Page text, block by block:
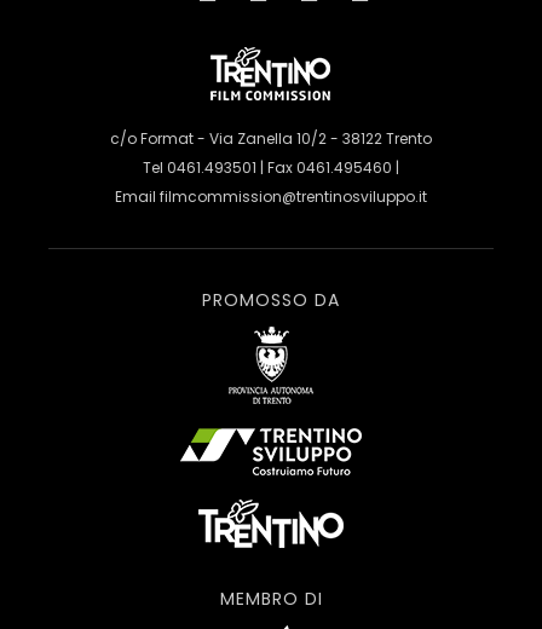
c/o Format - Via Zanella 10/2 - 38122 Trento
Tel 0461.493501 | Fax 0461.495460 |
Email filmcommission@trentinosviluppo.it
PROMOSSO DA
MEMBRO DI